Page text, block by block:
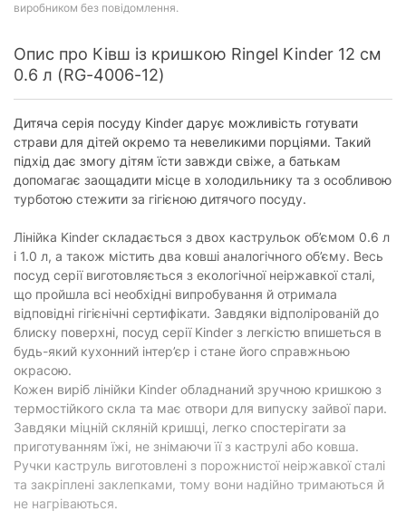
виробником без повідомлення.
Опис про Ківш із кришкою Ringel Kinder 12 см
0.6 л (RG-4006-12)
Дитяча серія посуду Kinder дарує можливість готувати
страви для дітей окремо та невеликими порціями. Такий
підхід дає змогу дітям їсти завжди свіже, а батькам
допомагає заощадити місце в холодильнику та з особливою
турботою стежити за гігієною дитячого посуду.
Лінійка Kinder складається з двох каструльок об’ємом 0.6 л
і 1.0 л, а також містить два ковші аналогічного об’єму. Весь
посуд серії виготовляється з екологічної неіржавкої сталі,
що пройшла всі необхідні випробування й отримала
відповідні гігієнічні сертифікати. Завдяки відполірованій до
блиску поверхні, посуд серії Kinder з легкістю впишеться в
будь-який кухонний інтер’єр і стане його справжньою
окрасою.
Кожен виріб лінійки Kinder обладнаний зручною кришкою з
термостійкого скла та має отвори для випуску зайвої пари.
Завдяки міцній скляній кришці, легко спостерігати за
приготуванням їжі, не знімаючи її з каструлі або ковша.
Ручки каструль виготовлені з порожнистої неіржавкої сталі
та закріплені заклепками, тому вони надійно тримаються й
не нагріваються.